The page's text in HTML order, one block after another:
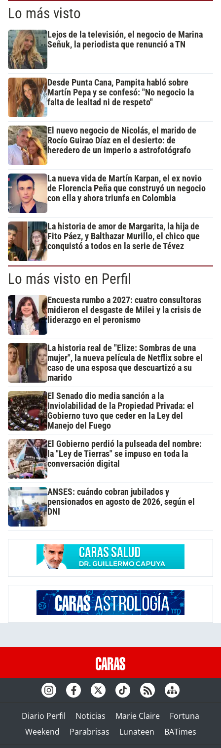
Lo más visto
Lejos de la televisión, el negocio de Marina
Señuk, la periodista que renunció a TN
Desde Punta Cana, Pampita habló sobre
Martín Pepa y se confesó: "No negocio la
falta de lealtad ni de respeto"
El nuevo negocio de Nicolás, el marido de
Rocío Guirao Díaz en el desierto: de
heredero de un imperio a astrofotógrafo
La nueva vida de Martín Karpan, el ex novio
de Florencia Peña que construyó un negocio
con ella y ahora triunfa en Colombia
La historia de amor de Margarita, la hija de
Fito Páez, y Balthazar Murillo, el chico que
conquistó a todos en la serie de Tévez
Lo más visto en Perfil
Encuesta rumbo a 2027: cuatro consultoras
midieron el desgaste de Milei y la crisis de
liderazgo en el peronismo
La historia real de "Elize: Sombras de una
mujer", la nueva película de Netflix sobre el
caso de una esposa que descuartizó a su
marido
El Senado dio media sanción a la
Inviolabilidad de la Propiedad Privada: el
Gobierno tuvo que ceder en la Ley del
Manejo del Fuego
El Gobierno perdió la pulseada del nombre:
la "Ley de Tierras" se impuso en toda la
conversación digital
ANSES: cuándo cobran jubilados y
pensionados en agosto de 2026, según el
DNI
Diario Perfil Noticias Marie Claire
Fortuna
Weekend
Parabrisas Lunateen BATimes